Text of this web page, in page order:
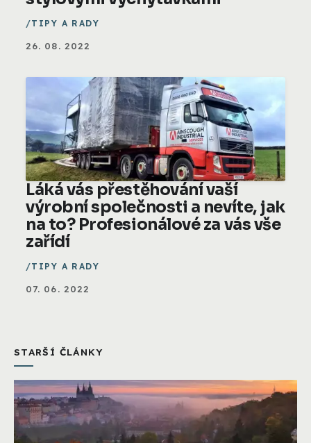
TIPY A RADY
26. 08. 2022
Láká vás přestěhování vaší
výrobní společnosti a nevíte, jak
na to? Profesionálové za vás vše
zařídí
TIPY A RADY
07. 06. 2022
STARŠÍ ČLÁNKY